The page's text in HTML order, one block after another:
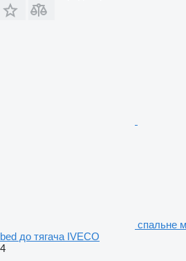
спальне
bed до тягача IVECO
4